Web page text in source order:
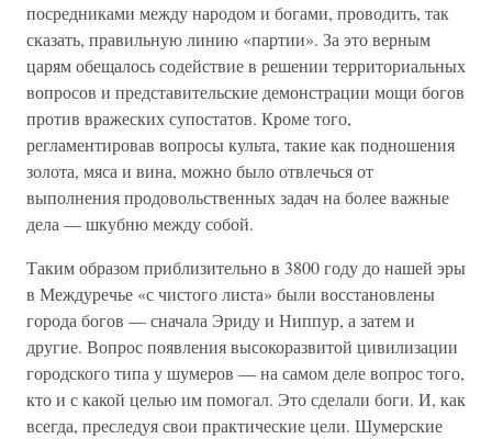
посредниками между народом и богами, проводить, так
сказать, правильную линию «партии». За это верным
царям обещалось содействие в решении территориальных
вопросов и представительские демонстрации мощи богов
против вражеских супостатов. Кроме того,
регламентировав вопросы культа, такие как подношения
золота, мяса и вина, можно было отвлечься от
выполнения продовольственных задач на более важные
дела — шкубню между собой.
Таким образом приблизительно в 3800 году до нашей эры
в Междуречье «с чистого листа» были восстановлены
города богов — сначала Эриду и Ниппур, а затем и
другие. Вопрос появления высокоразвитой цивилизации
городского типа у шумеров — на самом деле вопрос того,
кто и с какой целью им помогал. Это сделали боги. И, как
всегда, преследуя свои практические цели. Шумерские